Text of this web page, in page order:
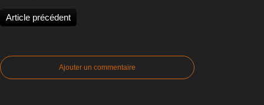
Article précédent
Ajouter un commentaire